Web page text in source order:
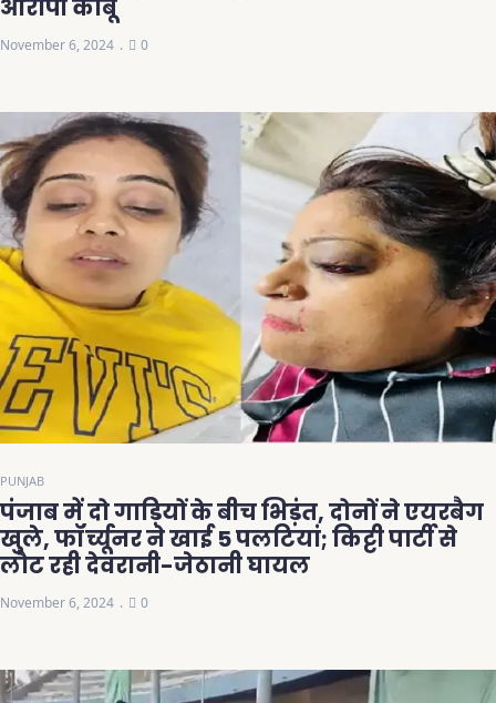
आरोपी काबू
November 6, 2024 0
PUNJAB
पंजाब में दो गाड़ियों के बीच भिड़ंत, दोनों ने एयरबैग
खुले, फॉर्च्यूनर ने खाई 5 पलटियां; किट्टी पार्टी से
लौट रही देवरानी-जेठानी घायल
November 6, 2024 0